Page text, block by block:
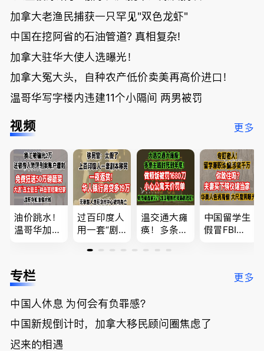
加拿大老渔民捕获一只罕见"双色龙虾"
中国在挖阿省的石油管道? 真相复杂!
加拿大驻华大使人选曝光！
加拿大冤大头，自种农产低价卖美再高价进口！
温哥华写字楼内违建11个小隔间 两男被罚
视频 更多
油价跳水！
温哥华加油
低；免费狂
送50万磅蔬
温“丑陋土
豆日”冲击
吉尼斯纪
录；惨！留
过百印度人
用一套“剧
官：太假
欠款多出$1
9万；突
发！无辜男
温交通大瘫
痪！多条主
底；做顿饭
单；房市崩
盘前兆？加
国租赁市场
中国留学生
假冒FBI上
夫妻住进殡
专栏 更多
中国人休息 为何会有负罪感？
中国新规倒计时，加拿大移民顾问圈焦虑了
迟来的相遇